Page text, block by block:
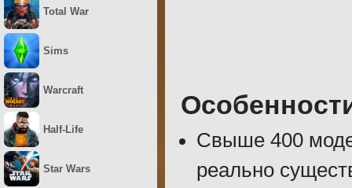
Свыше 400
реально
Total War
Sims
Warcraft
Half-Life
Star Wars